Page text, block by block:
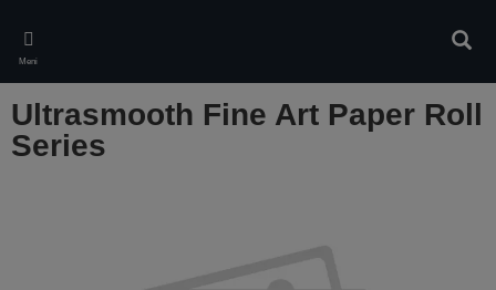
main
content
Meni
Ultrasmooth Fine Art Paper Roll
Series